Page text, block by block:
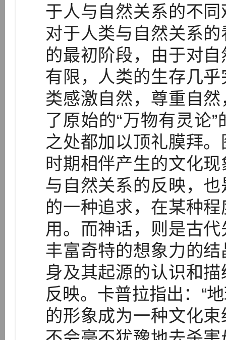
于人与自然关系的不
对于人类与自然关系
的最初阶段，由于对
有限，人类的生存几
类感激自然，尊重自
了原始的“万物有灵论
之处都加以顶礼膜拜
时期相伴产生的文化
与自然关系的反映，
的一种追求，在某种
用。而神话，则是古
丰富奇特的想象力的
身及其起源的认识和
反映。卡普拉指出：“
的形象成为一种文化